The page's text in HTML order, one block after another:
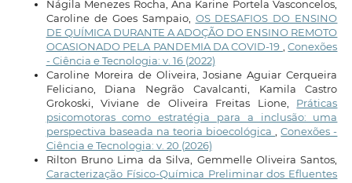
Nágila Menezes Rocha, Ana Karine Portela Vasconcelos,
Caroline de Goes Sampaio, OS DESAFIOS DO ENSINO
DE QUÍMICA DURANTE A ADOÇÃO DO ENSINO REMOTO
OCASIONADO PELA PANDEMIA DA COVID-19
,Conexões
- Ciência e Tecnologia: v. 16 (2022)
Caroline Moreira de Oliveira, Josiane Aguiar Cerqueira
Feliciano, Diana Negrão Cavalcanti, Kamila Castro
Grokoski, Viviane de Oliveira Freitas Lione, Práticas
psicomotoras como estratégia para a inclusão: uma
perspectiva baseada na teoria bioecológica
,Conexões -
Ciência e Tecnologia: v. 20 (2026)
Rilton Bruno Lima da Silva, Gemmelle Oliveira Santos,
Caracterização Físico-Química Preliminar dos Efluentes